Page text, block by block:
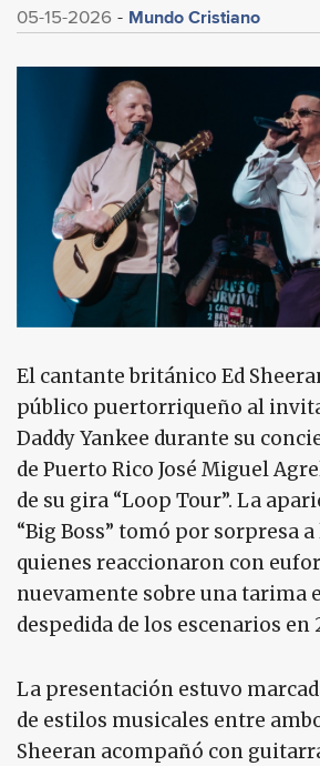
05-15-2026 Mundo Cristiano
El cantante británico Ed
público puertorriqueño al
Daddy Yankee durante su
de Puerto Rico José Miguel
de su gira “Loop Tour”. La
“Big Boss” tomó por sorpresa
quienes reaccionaron con
nuevamente sobre una tarima
despedida de los escenarios en
La presentación estuvo
de estilos musicales entre
Sheeran acompañó con